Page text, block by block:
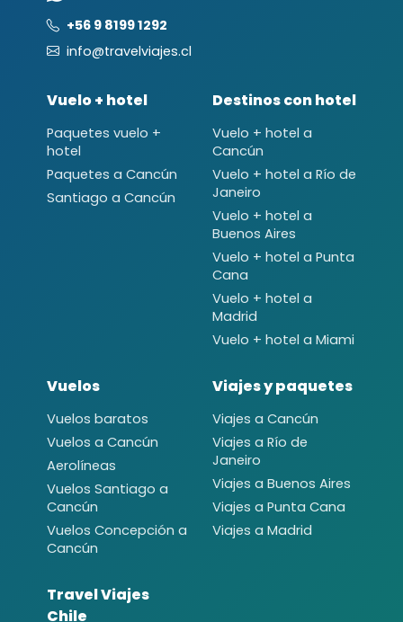
+56 9 8199 1292
info@travelviajes.cl
Vuelo + hotel
Paquetes vuelo +
hotel
Paquetes a Cancún
Santiago a Cancún
Destinos con hotel
Vuelo + hotel a
Cancún
Vuelo + hotel a Río de
Janeiro
Vuelo + hotel a
Buenos Aires
Vuelo + hotel a Punta
Cana
Vuelo + hotel a
Madrid
Vuelo + hotel a Miami
Vuelos
Vuelos baratos
Vuelos a Cancún
Aerolíneas
Vuelos Santiago a
Cancún
Vuelos Concepción a
Cancún
Viajes y paquetes
Viajes a Cancún
Viajes a Río de
Janeiro
Viajes a Buenos Aires
Viajes a Punta Cana
Viajes a Madrid
Travel Viajes
Chile